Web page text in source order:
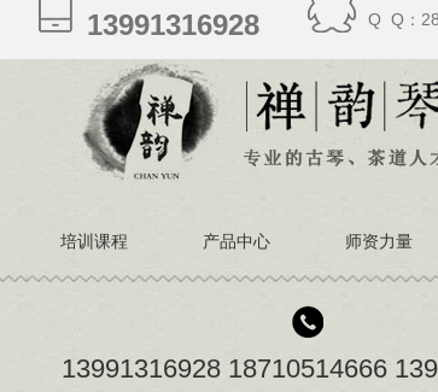
13991316928
13991316928
Q Q：
培训课程 产品中心 师资力量
13991316928 18710514666